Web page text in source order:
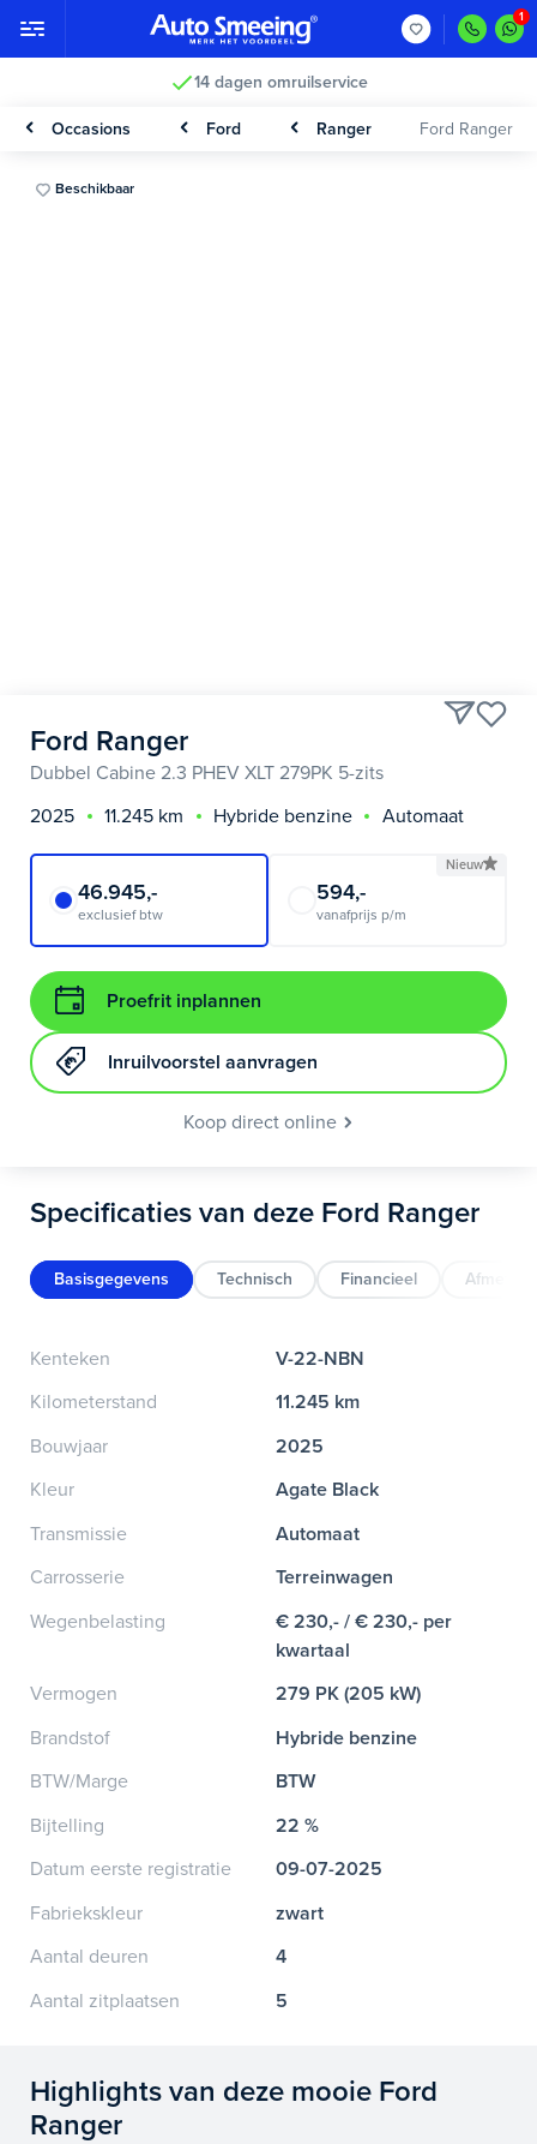
14 dagen omruilservice
Occasions Ford Ranger Ford Ranger
Beschikbaar
Ford Ranger
Dubbel Cabine 2.3 PHEV XLT 279PK 5-zits
2025
11.245 km Hybride benzine Automaat
46.945,-
exclusief btw
Nieuw
594,-
vanafprijs p/m
Proefrit inplannen
Inruilvoorstel aanvragen
Koop direct online
Specificaties van deze Ford Ranger
Basisgegevens Technisch Financieel
Kenteken
V-22-NBN
Kilometerstand
11.245 km
Bouwjaar
2025
Kleur
Agate Black
Transmissie
Automaat
Carrosserie
Terreinwagen
Wegenbelasting
€ 230,- / € 230,- per
kwartaal
Vermogen
279 PK (205 kW)
Brandstof
Hybride benzine
BTW/Marge
BTW
Bijtelling
22 %
Datum eerste registratie
09-07-2025
Fabriekskleur
zwart
Aantal deuren
4
Aantal zitplaatsen
5
Highlights van deze mooie Ford
Ranger